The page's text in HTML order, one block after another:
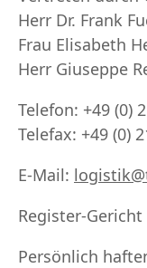
Herr Dr. Frank
Frau Elisabeth
Herr Giuseppe
Telefon: +49 (0)
Telefax: +49 (0)
E-Mail:
Register-Gericht
Persönlich